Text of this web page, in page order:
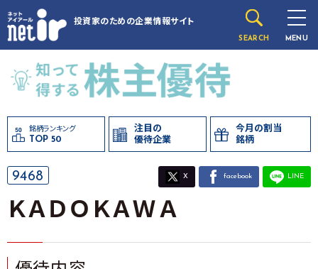
投資家のための企業情報サイト
SEARCH MENU
銘柄ランキング
TOP 50
注目の
優待企業
今月の割当
銘柄
9468 X facebook LINE
ＫＡＤＯＫＡＷＡ